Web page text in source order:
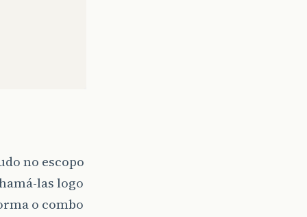
no escopo
las logo
o combo